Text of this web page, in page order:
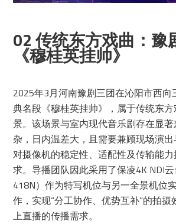
02 传统东方戏曲：豫
《穆桂英挂帅》
2025年3月河南豫剧三团在沁阳市西
典名段《穆桂英挂帅》，属于传统东
景。该场景与室内现代音乐剧存在显
杂，日内温差大，且需要兼顾现场演出
对摄像机的稳定性、适配性及传输能
求。导播团队因此采用了保凌4K NDI
418N）作为特写机位与另一全景机位
作，实现“分工协作、优势互补”的拍
上直播的传播需求。